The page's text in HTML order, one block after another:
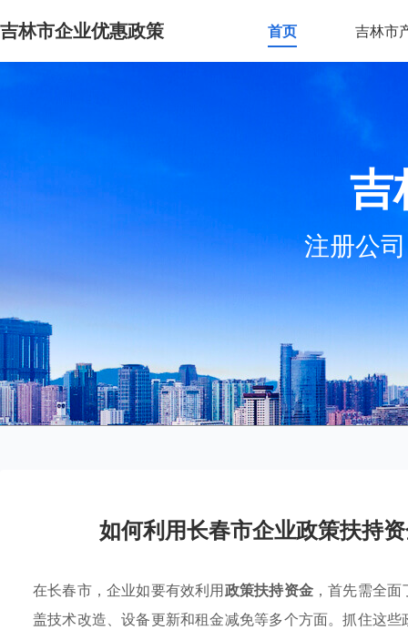
吉林市企业优惠政策 首页 吉林市
吉
注册公
如何利用长春市企业政策扶持
在长春市，企业如要有效利用政策扶持资金，首先需全面
盖技术改造、设备更新和租金减免等多个方面。抓住这